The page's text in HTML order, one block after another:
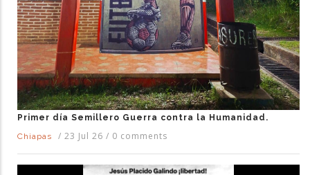
Primer día Semillero Guerra contra la Humanidad.
Chiapas
/ 23 Jul 26 / 0 comments